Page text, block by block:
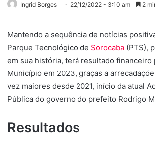
Ingrid Borges 22/12/2022 - 3:10 am 2
Mantendo a sequência de notícias
Parque Tecnológico de Sorocaba (PTS),
em sua história, terá resultado financeiro
Município em 2023, graças a
vez maiores desde 2021, início da atual
Pública do governo do prefeito Rodrigo
Resultados